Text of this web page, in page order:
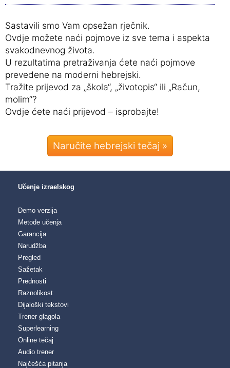
Sastavili smo Vam opsežan rječnik.
Ovdje možete naći pojmove iz sve tema i aspekta
svakodnevnog života.
U rezultatima pretraživanja ćete naći pojmove
prevedene na moderni hebrejski.
Tražite prijevod za „škola“, „životopis“ ili „Račun,
molim“?
Ovdje ćete naći prijevod – isprobajte!
Naručite hebrejski tečaj »
Učenje izraelskog
Demo verzija
Metode učenja
Garancija
Narudžba
Pregled
Sažetak
Prednosti
Raznolikost
Dijaloški tekstovi
Trener glagola
Superlearning
Online tečaj
Audio trener
Najčešća pitanja